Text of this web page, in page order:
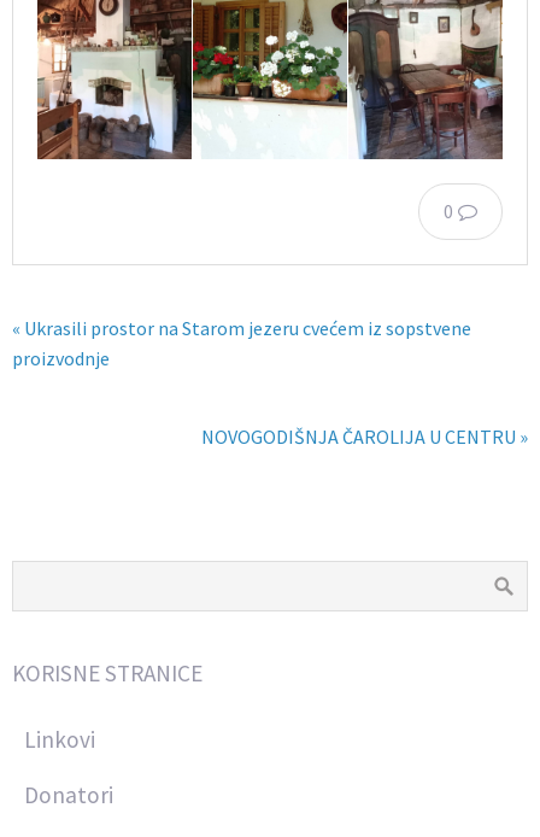
0
« Ukrasili prostor na Starom jezeru cvećem iz sopstvene
proizvodnje
NOVOGODIŠNJA ČAROLIJA U CENTRU »
KORISNE STRANICE
Linkovi
Donatori